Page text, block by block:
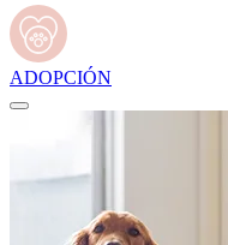
ADOPCIÓN